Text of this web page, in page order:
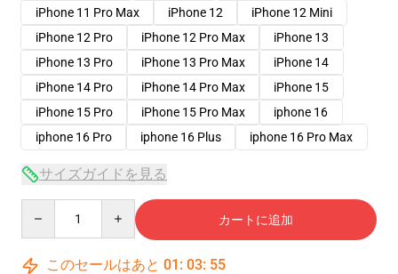
iPhone 11 Pro Max
iPhone 12
iPhone 12 Mini
iPhone 12 Pro
iPhone 12 Pro Max
iPhone 13
iPhone 13 Pro
iPhone 13 Pro Max
iPhone 14
iPhone 14 Pro
iPhone 14 Pro Max
iPhone 15
iPhone 15 Pro
iPhone 15 Pro Max
iphone 16
iphone 16 Pro
iphone 16 Plus iphone 16 Pro Max
サイズガイドを見る
カートに追加
このセールはあと 01 : 03: 54